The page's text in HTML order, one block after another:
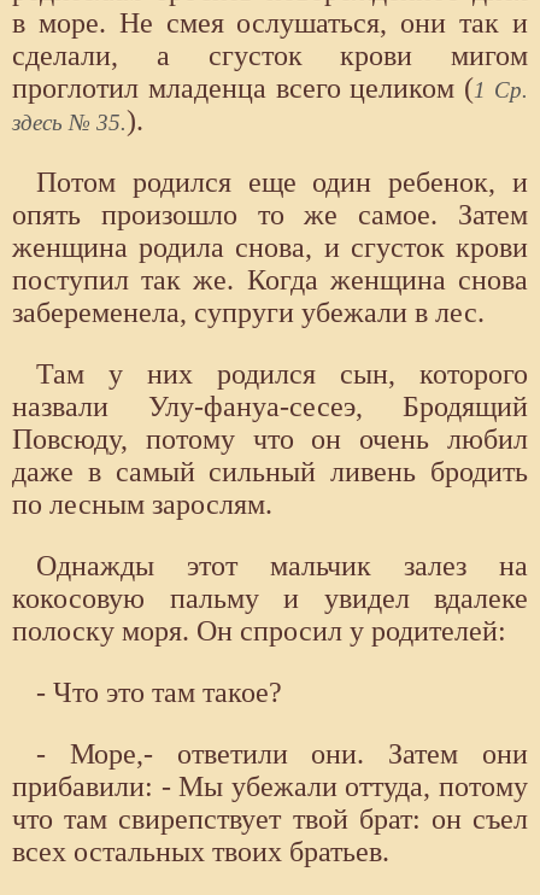
в море. Не смея ослушаться, они так и
сделали, а сгусток крови мигом
проглотил младенца всего целиком (1 Ср.
здесь № 35.).
Потом родился еще один ребенок, и
опять произошло то же самое. Затем
женщина родила снова, и сгусток крови
поступил так же. Когда женщина снова
забеременела, супруги убежали в лес.
Там у них родился сын, которого
назвали Улу-фануа-сесеэ, Бродящий
Повсюду, потому что он очень любил
даже в самый сильный ливень бродить
по лесным зарослям.
Однажды этот мальчик залез на
кокосовую пальму и увидел вдалеке
полоску моря. Он спросил у родителей:
- Что это там такое?
- Море,- ответили они. Затем они
прибавили: - Мы убежали оттуда, потому
что там свирепствует твой брат: он съел
всех остальных твоих братьев.